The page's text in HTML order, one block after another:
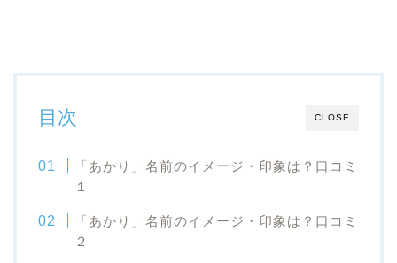
CLOSE
目次
「あかり」名前のイメージ・印象は？口コミ
１
「あかり」名前のイメージ・印象は？口コミ
２